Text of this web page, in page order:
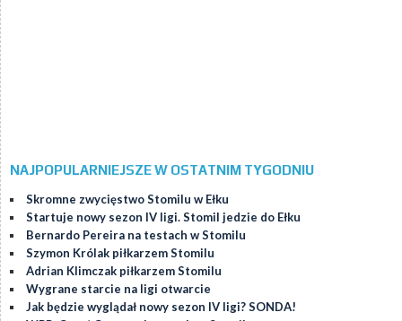
NAJPOPULARNIEJSZE W OSTATNIM TYGODNIU
Skromne zwycięstwo Stomilu w Ełku
Startuje nowy sezon IV ligi. Stomil jedzie do Ełku
Bernardo Pereira na testach w Stomilu
Szymon Królak piłkarzem Stomilu
Adrian Klimczak piłkarzem Stomilu
Wygrane starcie na ligi otwarcie
Jak będzie wyglądał nowy sezon IV ligi? SONDA!